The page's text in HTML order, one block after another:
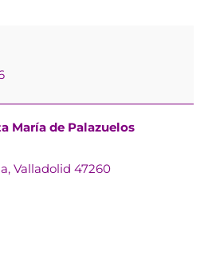
María de Palazuelos
, Valladolid 47260